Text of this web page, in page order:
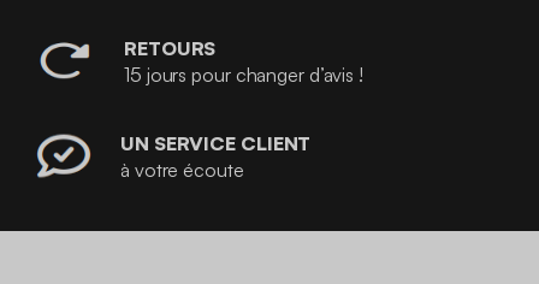
RETOURS
15 jours pour changer d’avis !
UN SERVICE CLIENT
à votre écoute